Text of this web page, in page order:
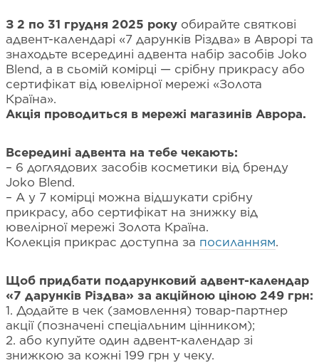
З 2 по 31 грудня 2025 року обирайте святкові
адвент-календарі «7 дарунків Різдва» в Аврорі та
знаходьте всередині адвента набір засобів Joko
Blend, а в сьомій комірці — срібну прикрасу або
сертифікат від ювелірної мережі «Золота
Країна».
Акція проводиться в мережі магазинів Аврора.
Всередині адвента на тебе чекають:
– 6 доглядових засобів косметики від бренду
Joko Blend.
– А у 7 комірці можна відшукати срібну
прикрасу, або сертифікат на знижку від
ювелірної мережі Золота Країна.
Колекція прикрас доступна за посиланням.
Щоб придбати подарунковий адвент-календар
«7 дарунків Різдва» за акційною ціною 249 грн:
1. Додайте в чек (замовлення) товар-партнер
акції (позначені спеціальним цінником);
2. або купуйте один адвент-календар зі
знижкою за кожні 199 грн у чеку.